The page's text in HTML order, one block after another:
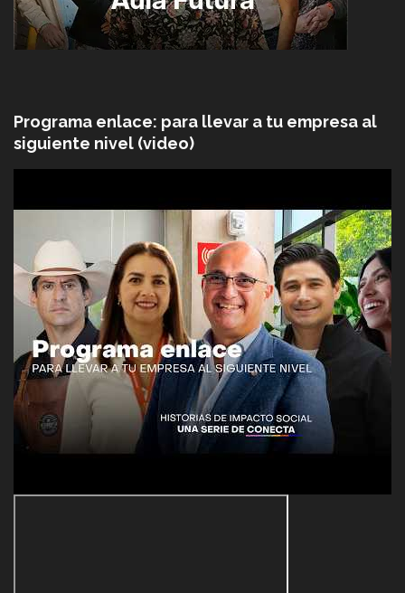
Programa enlace: para llevar a tu empresa al
siguiente nivel (video)